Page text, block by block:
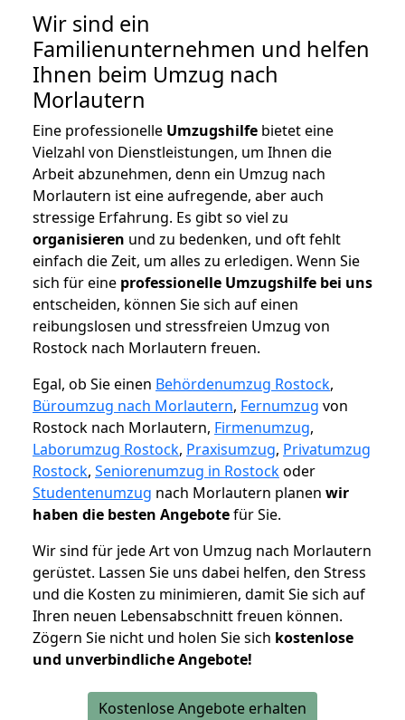
Wir sind ein
Familienunternehmen und helfen
Ihnen beim Umzug nach
Morlautern
Eine professionelle Umzugshilfe bietet eine
Vielzahl von Dienstleistungen, um Ihnen die
Arbeit abzunehmen, denn ein Umzug nach
Morlautern ist eine aufregende, aber auch
stressige Erfahrung. Es gibt so viel zu
organisieren und zu bedenken, und oft fehlt
einfach die Zeit, um alles zu erledigen. Wenn Sie
sich für eine professionelle Umzugshilfe bei uns
entscheiden, können Sie sich auf einen
reibungslosen und stressfreien Umzug von
Rostock nach Morlautern freuen.
Egal, ob Sie einen Behördenumzug Rostock,
Büroumzug nach Morlautern, Fernumzug von
Rostock nach Morlautern, Firmenumzug,
Laborumzug Rostock, Praxisumzug, Privatumzug
Rostock, Seniorenumzug in Rostockoder
Studentenumzug nach Morlautern planen wir
haben die besten Angebotefür Sie.
Wir sind für jede Art von Umzug nach Morlautern
gerüstet. Lassen Sie uns dabei helfen, den Stress
und die Kosten zu minimieren, damit Sie sich auf
Ihren neuen Lebensabschnitt freuen können.
Zögern Sie nicht und holen Sie sich kostenlose
und unverbindliche Angebote!
Kostenlose Angebote erhalten